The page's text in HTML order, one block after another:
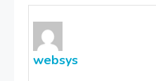
websys